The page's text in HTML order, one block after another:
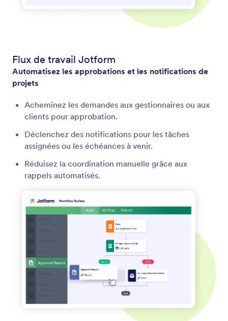
Flux de travail Jotform
Automatisez les approbations et les notifications de
projets
Acheminez les demandes aux gestionnaires ou aux
clients pour approbation.
Déclenchez des notifications pour les tâches
assignées ou les échéances à venir.
Réduisez la coordination manuelle grâce aux
rappels automatisés.